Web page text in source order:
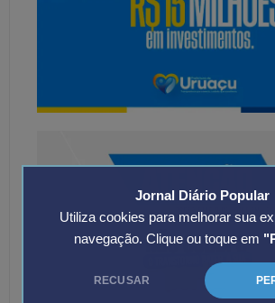
Jornal Diário Popular
Utiliza cookies para melhorar sua
navegação. Clique ou toque em
RECUSAR